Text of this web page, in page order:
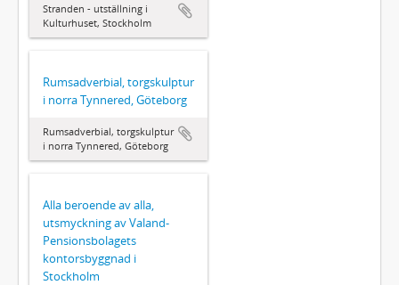
Stranden - utställning i
Kulturhuset, Stockholm
Rumsadverbial, torgskulptur
i norra Tynnered, Göteborg
Rumsadverbial, torgskulptur
i norra Tynnered, Göteborg
Alla beroende av alla,
utsmyckning av Valand-
Pensionsbolagets
kontorsbyggnad i
Stockholm